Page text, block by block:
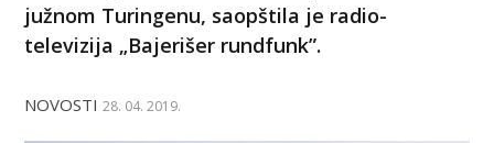
južnom Turingenu, saopštila je radio-
televizija „Bajerišer rundfunk”.
NOVOSTI 28. 04. 2019.